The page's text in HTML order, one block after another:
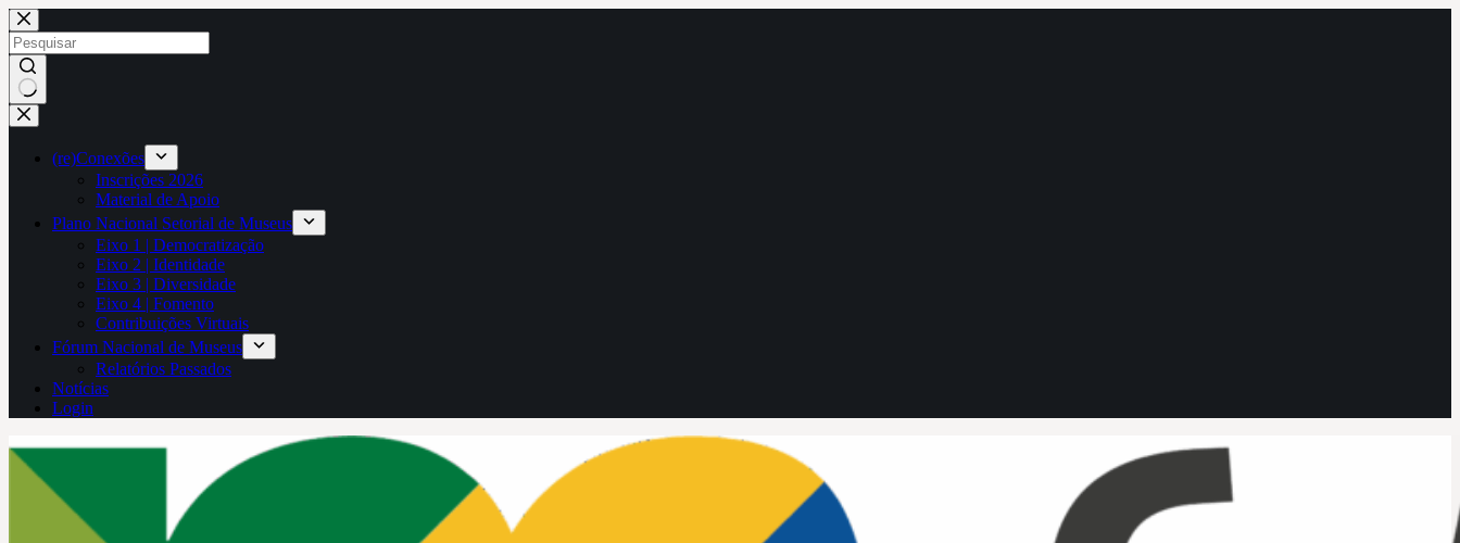
Pular
para
o
conteúdo
Sem
resultados
(re)Conexões
Inscrições 2026
Material de Apoio
Plano Nacional Setorial de Museus
Eixo 1 | Democratização
Eixo 2 | Identidade
Eixo 3 | Diversidade
Eixo 4 | Fomento
Contribuições Virtuais
Fórum Nacional de Museus
Relatórios Passados
Notícias
Login